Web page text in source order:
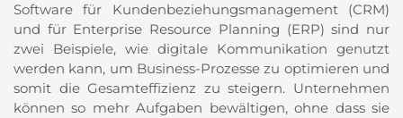
Software für Kundenbeziehungsmanagement (CRM)
und für Enterprise Resource Planning (ERP) sind nur
zwei Beispiele, wie digitale Kommunikation genutzt
werden kann, um Business-Prozesse zu optimieren und
somit die Gesamteffizienz zu steigern. Unternehmen
können so mehr Aufgaben bewältigen, ohne dass sie